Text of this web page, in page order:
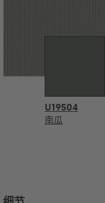
U19504
南瓜